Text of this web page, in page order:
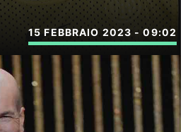
15 FEBBRAIO 2023 - 09:02